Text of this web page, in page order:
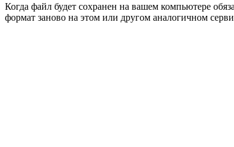
Когда файл будет сохранен на вашем компьютере
формат заново на этом или другом аналогичном